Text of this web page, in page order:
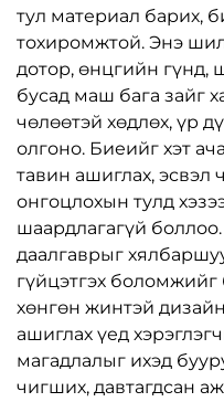
тул материал барих,
тохиромжтой. Энэ
дотор, өнцгийн гүнд,
бусад маш бага зайг
чөлөөтэй хөдлөх, үр
олгоно. Биеийг хэт
тавин ашиглах,
онгоцлохын тулд
шаардлагагүй
даалгаврыг
гүйцэтгэх боломжийг
хөнгөн жинтэй
ашиглах үед
магадлалыг ихэд
чигших, давтагдсан